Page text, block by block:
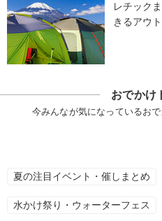
レチック
きるアウ
おでかけ
今みんなが気になっているお
夏の注目イベント・催しまとめ
水かけ祭り・ウォーターフェス